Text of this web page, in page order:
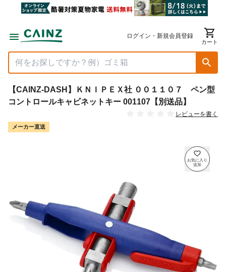
ログイン・新規会員登録
カート
【CAINZ-DASH】ＫＮＩＰＥＸ社 ００１１０７ ペン型
コントロールキャビネットキー 001107【別送品】
レビューを書く
メーカー直送